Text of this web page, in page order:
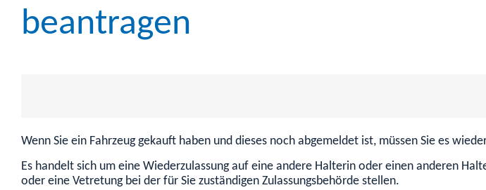
beantragen
Wenn Sie ein Fahrzeug gekauft haben und dieses noch abgemeldet ist, müssen Sie es
Es handelt sich um eine Wiederzulassung auf eine andere Halterin oder einen anderen
oder eine Vetretung bei der für Sie zuständigen Zulassungsbehörde stellen.